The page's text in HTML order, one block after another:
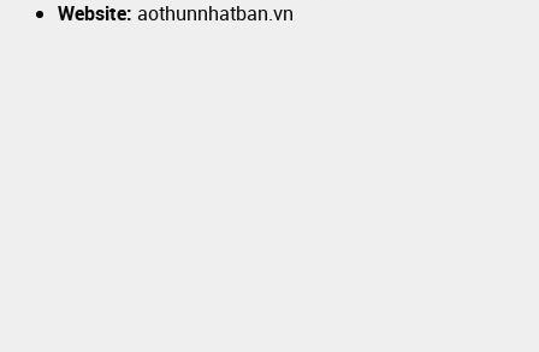
Website: aothunnhatban.vn